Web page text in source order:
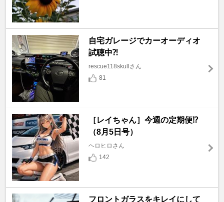
自宅ガレージでカーオーディオ
試聴中⁈
rescue118skullさん
81
［レイちゃん］今週の定期便⁉️
（8月5日号）
ヘロヒロさん
142
フロントガラスをキレイにして